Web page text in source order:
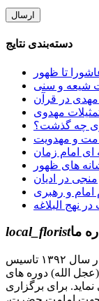
دسته‌بندی نتایج
تا ظهور
شیعه و سنی
مهدی در قرآن
مهدوی
چه گذشت؟
و مهدویت
امام زمان
های ظهور
منجی در ادیان
امام و رهبری
نهج البلاغه
local_floristما
کانون مهدویت صبح عدالت ( مشهد مقدس ) در سال ۱۳۹۲ تاسیس
الله) دوره های
برای برگزاری